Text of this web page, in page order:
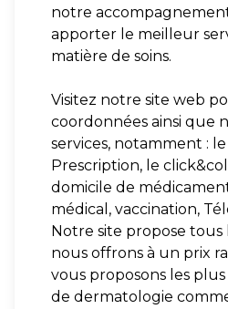
notre
apporter le meilleur
matière de soins.
Visitez notre site web
coordonnées ainsi que
services, notamment : le
Prescription, le
domicile de
médical, vaccination,
Notre site propose
nous offrons à un prix
vous proposons les
de dermatologie